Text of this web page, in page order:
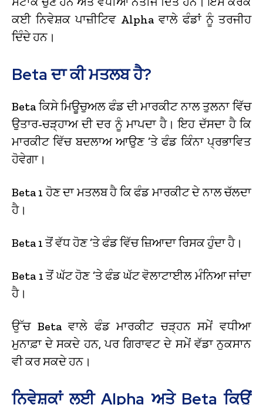
ਕਈ ਨਿਵੇਸ਼ਕ ਪਾਜ਼ੀਟਿਵ Alpha ਵਾਲੇ ਫੰਡਾਂ ਨੂੰ ਤਰਜੀਹ
ਦਿੰਦੇ ਹਨ।
Beta ਦਾ ਕੀ ਮਤਲਬ ਹੈ?
Beta ਕਿਸੇ ਮਿਊਚੁਅਲ ਫੰਡ ਦੀ ਮਾਰਕੀਟ ਨਾਲ ਤੁਲਨਾ ਵਿੱਚ
ਉਤਾਰ-ਚੜ੍ਹਾਅ ਦੀ ਦਰ ਨੂੰ ਮਾਪਦਾ ਹੈ। ਇਹ ਦੱਸਦਾ ਹੈ ਕਿ
ਮਾਰਕੀਟ ਵਿੱਚ ਬਦਲਾਅ ਆਉਣ ’ਤੇ ਫੰਡ ਕਿੰਨਾ ਪ੍ਰਭਾਵਿਤ
ਹੋਵੇਗਾ।
Beta 1 ਹੋਣ ਦਾ ਮਤਲਬ ਹੈ ਕਿ ਫੰਡ ਮਾਰਕੀਟ ਦੇ ਨਾਲ ਚੱਲਦਾ
ਹੈ।
Beta 1 ਤੋਂ ਵੱਧ ਹੋਣ ’ਤੇ ਫੰਡ ਵਿੱਚ ਜ਼ਿਆਦਾ ਰਿਸਕ ਹੁੰਦਾ ਹੈ।
Beta 1 ਤੋਂ ਘੱਟ ਹੋਣ ’ਤੇ ਫੰਡ ਘੱਟ ਵੋਲਾਟਾਈਲ ਮੰਨਿਆ ਜਾਂਦਾ
ਹੈ।
ਉੱਚ Beta ਵਾਲੇ ਫੰਡ ਮਾਰਕੀਟ ਚੜ੍ਹਨ ਸਮੇਂ ਵਧੀਆ
ਮੁਨਾਫ਼ਾ ਦੇ ਸਕਦੇ ਹਨ, ਪਰ ਗਿਰਾਵਟ ਦੇ ਸਮੇਂ ਵੱਡਾ ਨੁਕਸਾਨ
ਵੀ ਕਰ ਸਕਦੇ ਹਨ।
ਨਿਵੇਸ਼ਕਾਂ ਲਈ Alpha ਅਤੇ Beta ਕਿਉਂ